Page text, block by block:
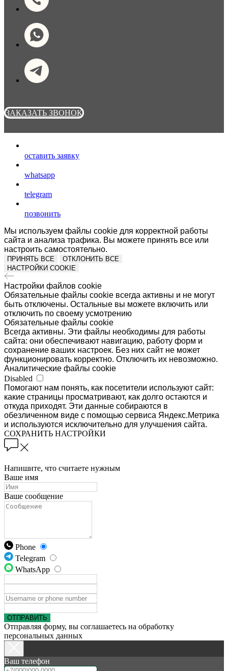
ЗАКАЗАТЬ ЗВОНОК
оставить заявку
whatsapp
telegram
позвонить
Мы используем файлы cookie для корректной работы
сайта и анализа трафика. Вы можете принять все или
настроить самостоятельно.
ПРИНЯТЬ ВСЕ
ОТКЛОНИТЬ ВСЕ
НАСТРОЙКИ COOKIE
Настройки файлов cookie
Обязательные файлы cookie всегда активны и не могут
быть отключены. Остальные вы можете включить или
отключить по своему усмотрению
Обязательные файлы cookie
Всегда активны. Эти файлы необходимы для работы
сайта: они обеспечивают навигацию, работу форм и
сохранение ваших настроек. Без них сайт не может
функционировать корректно. Отключить их невозможно.
Аналитические файлы cookie
Disabled
Помогают нам понять, как посетители используют сайт:
какие страницы просматривают, как долго остаются и
откуда приходят. Эти данные собираются в
обезличенном виде с помощью сервиса Яндекс.Метрика
и используются исключительно для улучшения сайта.
СОХРАНИТЬ НАСТРОЙКИ
Напишите, что считаете нужным
Ваше имя
Ваше сообщение
Phone
Telegram
WhatsApp
ОТПРАВИТЬ
Отправляя форму, вы соглашаетесь на обработку
персональных данных
Ваш телефон